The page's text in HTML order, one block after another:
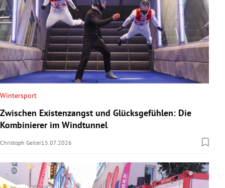
Wintersport
Zwischen Existenzangst und Glücksgefühlen: Die
Kombinierer im Windtunnel
Christoph Geiler15.07.2026